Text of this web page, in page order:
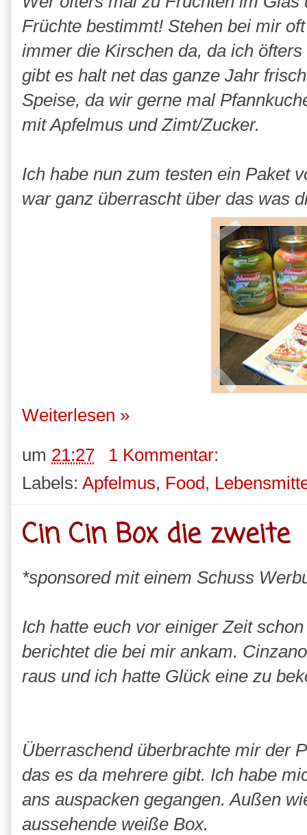
Früchte bestimmt! Stehen bei mir
immer die Kirschen da, da ich
gibt es halt net das ganze Jahr
Speise, da wir gerne mal
mit Apfelmus und Zimt/Zucker.
Ich habe nun zum testen ein Paket
war ganz überrascht über das was
Weiterlesen »
um 21:27
1 Kommentar:
Labels: Apfelmus, Food,
Cin Cin Box die zweite
*sponsored mit einem Schuss
Ich hatte euch vor einiger Zeit
berichtet die bei mir ankam.
raus und ich hatte Glück eine zu
Überraschend überbrachte mir der
das es da mehrere gibt. Ich habe
ans auspacken gegangen. Außen
aussehende weiße Box.